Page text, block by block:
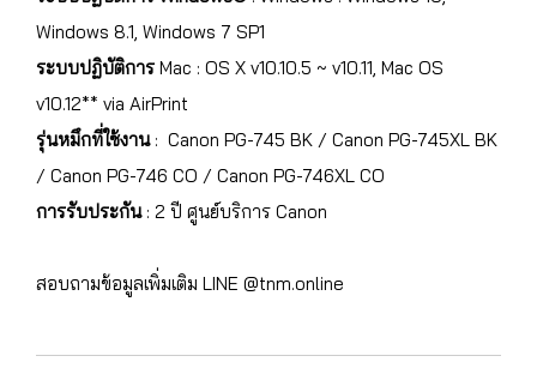
Windows 8.1, Windows 7 SP1
ระบบปฏิบัติการ Mac : OS X v10.10.5 ~ v10.11, Mac OS
v10.12** via AirPrint
รุ่นหมึกที่ใช้งาน: Canon PG-745 BK / Canon PG-745XL BK
/ Canon PG-746 CO / Canon PG-746XL CO
การรับประกัน: 2 ปี ศูนย์บริการ Canon
สอบถามข้อมูลเพิ่มเติม LINE @tnm.online